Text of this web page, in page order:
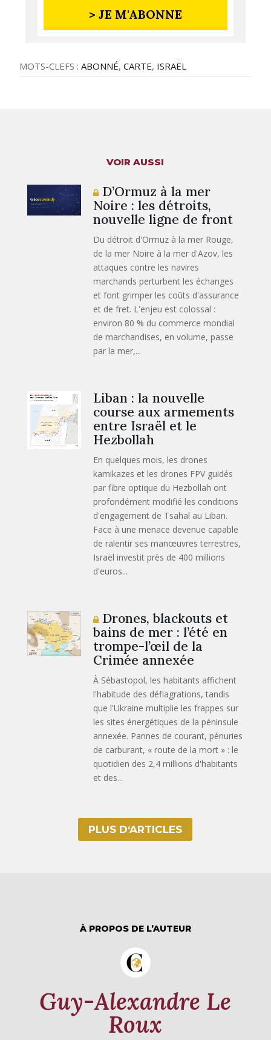
> JE M'ABONNE
MOTS-CLEFS :ABONNÉ,CARTE, ISRAËL
VOIR AUSSI
D’Ormuz à la mer
Noire : les détroits,
nouvelle ligne de front
Du détroit d'Ormuz à la mer Rouge,
de la mer Noire à la mer d'Azov, les
attaques contre les navires
marchands perturbent les échanges
et font grimper les coûts d'assurance
et de fret. L'enjeu est colossal :
environ 80 % du commerce mondial
de marchandises, en volume, passe
par la mer,...
Liban : la nouvelle
course aux armements
entre Israël et le
Hezbollah
En quelques mois, les drones
kamikazes et les drones FPV guidés
par fibre optique du Hezbollah ont
profondément modifié les conditions
d'engagement de Tsahal au Liban.
Face à une menace devenue capable
de ralentir ses manœuvres terrestres,
Israël investit près de 400 millions
d'euros...
Drones, blackouts et
bains de mer : l’été en
trompe-l’œil de la
Crimée annexée
À Sébastopol, les habitants affichent
l'habitude des déflagrations, tandis
que l'Ukraine multiplie les frappes sur
les sites énergétiques de la péninsule
annexée. Pannes de courant, pénuries
de carburant, « route de la mort » : le
quotidien des 2,4 millions d'habitants
et des...
PLUS D‘ARTICLES
À PROPOS DE L’AUTEUR
Guy-Alexandre Le
Roux